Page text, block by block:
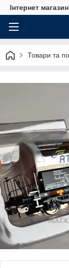
Інтернет
Товари та